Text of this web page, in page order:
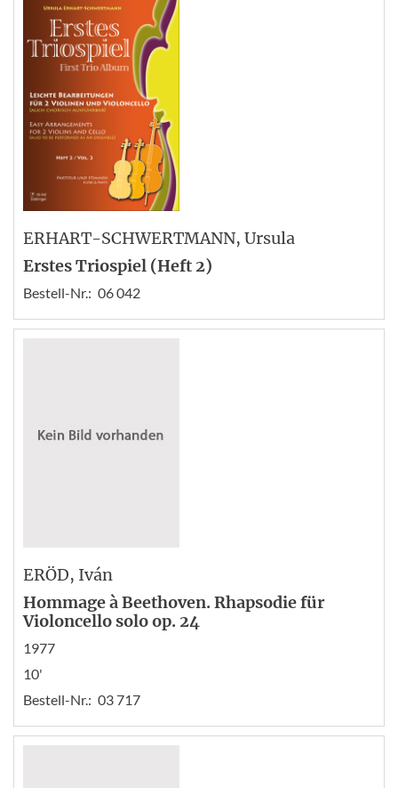
ERHART-SCHWERTMANN, Ursula
Erstes Triospiel (Heft 2)
Bestell-Nr.: 06 042
ERÖD, Iván
Hommage à Beethoven. Rhapsodie für
Violoncello solo op. 24
1977
10'
Bestell-Nr.: 03 717